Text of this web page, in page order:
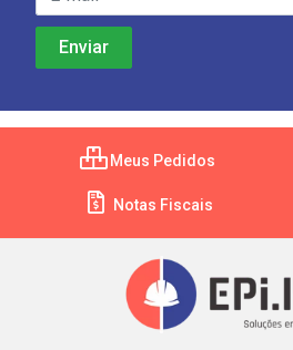
Meus Pedidos
Notas Fiscais